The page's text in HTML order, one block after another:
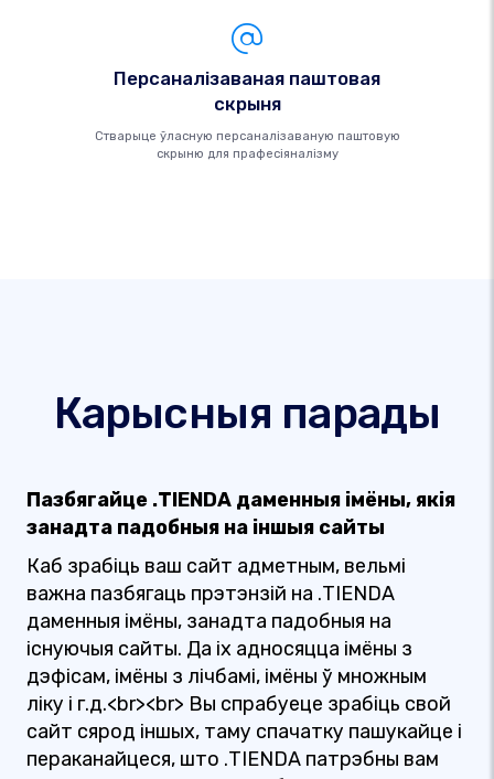
Персаналізаваная паштовая
скрыня
Стварыце ўласную персаналізаваную паштовую
скрыню для прафесіяналізму
Карысныя парады
Пазбягайце .TIENDA даменныя імёны, якія
занадта падобныя на іншыя сайты
Каб зрабіць ваш сайт адметным, вельмі
важна пазбягаць прэтэнзій на .TIENDA
даменныя імёны, занадта падобныя на
існуючыя сайты. Да іх адносяцца імёны з
дэфісам, імёны з лічбамі, імёны ў множным
ліку і г.д.<br><br> Вы спрабуеце зрабіць свой
сайт сярод іншых, таму спачатку пашукайце і
пераканайцеся, што .TIENDA патрэбны вам